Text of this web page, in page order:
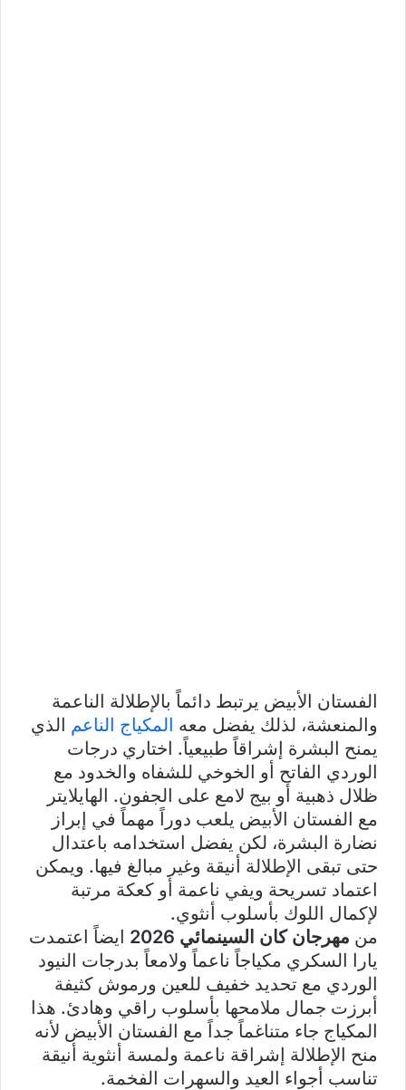
الفستان الأبيض يرتبط دائماً بالإطلالة الناعمة
والمنعشة، لذلك يفضل معه المكياج الناعم الذي
يمنح البشرة إشراقاً طبيعياً. اختاري درجات
الوردي الفاتح أو الخوخي للشفاه والخدود مع
ظلال ذهبية أو بيج لامع على الجفون. الهايلايتر
مع الفستان الأبيض يلعب دوراً مهماً في إبراز
نضارة البشرة، لكن يفضل استخدامه باعتدال
حتى تبقى الإطلالة أنيقة وغير مبالغ فيها. ويمكن
اعتماد تسريحة ويفي ناعمة أو كعكة مرتبة
لإكمال اللوك بأسلوب أنثوي.
من مهرجان كان السينمائي 2026
ايضاً اعتمدت
يارا السكري مكياجاً ناعماً ولامعاً بدرجات النيود
الوردي مع تحديد خفيف للعين ورموش كثيفة
أبرزت جمال ملامحها بأسلوب راقي وهادئ. هذا
المكياج جاء متناغماً جداً مع الفستان الأبيض لأنه
منح الإطلالة إشراقة ناعمة ولمسة أنثوية أنيقة
تناسب أجواء العيد والسهرات الفخمة.